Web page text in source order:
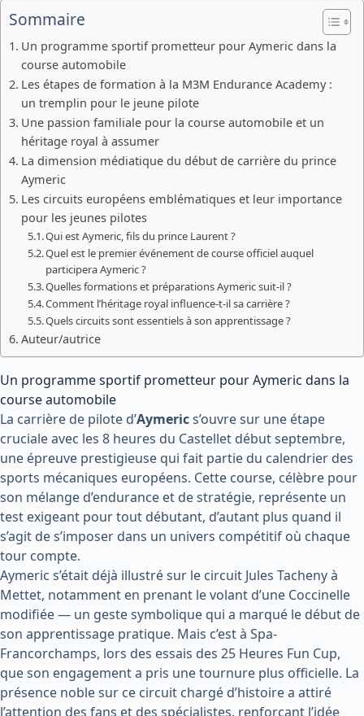
Sommaire
Un programme sportif prometteur pour Aymeric dans la
course automobile
Les étapes de formation à la M3M Endurance Academy :
un tremplin pour le jeune pilote
Une passion familiale pour la course automobile et un
héritage royal à assumer
La dimension médiatique du début de carrière du prince
Aymeric
Les circuits européens emblématiques et leur importance
pour les jeunes pilotes
Qui est Aymeric, fils du prince Laurent ?
Quel est le premier événement de course officiel auquel
participera Aymeric ?
Quelles formations et préparations Aymeric suit-il ?
Comment l’héritage royal influence-t-il sa carrière ?
Quels circuits sont essentiels à son apprentissage ?
Auteur/autrice
Un programme sportif prometteur pour Aymeric dans la
course automobile
La carrière de pilote d’Aymerics’ouvre sur une étape
cruciale avec les 8 heures du Castellet début septembre,
une épreuve prestigieuse qui fait partie du calendrier des
sports mécaniques européens. Cette course, célèbre pour
son mélange d’endurance et de stratégie, représente un
test exigeant pour tout débutant, d’autant plus quand il
s’agit de s’imposer dans un univers compétitif où chaque
tour compte.
Aymeric s’était déjà illustré sur le circuit Jules Tacheny à
Mettet, notamment en prenant le volant d’une Coccinelle
modifiée — un geste symbolique qui a marqué le début de
son apprentissage pratique. Mais c’est à Spa-
Francorchamps, lors des essais des 25 Heures Fun Cup,
que son engagement a pris une tournure plus officielle. La
présence noble sur ce circuit chargé d’histoire a attiré
l’attention des fans et des spécialistes, renforçant l’idée